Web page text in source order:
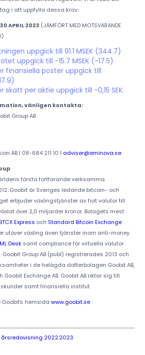
i att uppfylla dessa krav.
APRIL 2023 (JÄMFÖRT MED MOTSVARANDE
uppgick till 91.1 MSEK (344.7)
uppgick till -15.7 MSEK (-17.5)
finansiella poster uppgick till
skatt per aktie uppgick till -0,15 SEK
vänligen kontakta:
Group AB
AB | 08-684 211 10 | adviser@eminova.se
första fortfarande verksamma
Goobit är Sveriges ledande bitcoin- och
erbjuder växlingstjänster av fiat valutor till
över 2,0 miljarder kronor. Bolagets mest
Express och Standard Bitcoin Exchange
utöver växling även tjänster inom anti-money
Desksamt compliance för virtuella valutor
Group AB (publ) registrerades 2013 och
i de helägda dotterbolagen Goobit AB,
Goobit Exchange AB. Goobit AB riktar sig till
samt finansiella institut.
Goobits hemsida www.goobit.se
årsredovisning 2022:2023